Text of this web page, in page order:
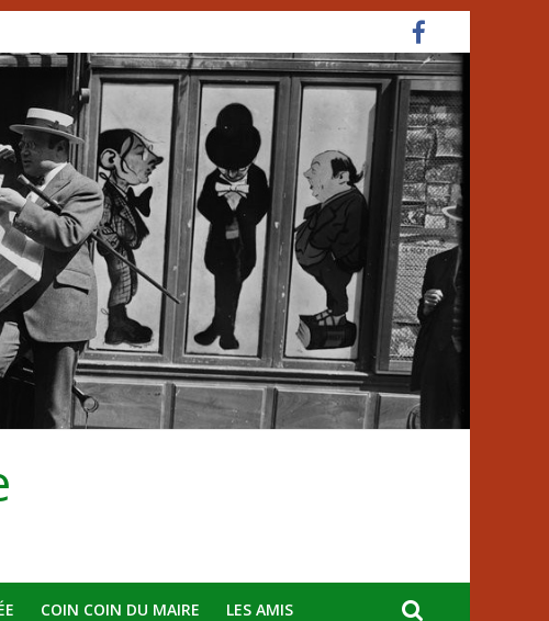
COIN COIN DU MAIRE LES AMIS